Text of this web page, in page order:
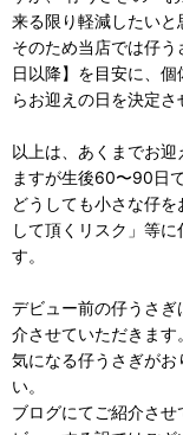
来る限り軽減したいと
そのため当店では仔
日以降】を目安に、
らお迎えの日を決定さ
以上は、あくまでお
ますが生後60〜90日
どうしても小さな仔
して頂くリスク」等
す。
デビュー前の仔うさぎ
介させていただきます。
気になる仔うさぎがお
い。
ブログにてご紹介さ